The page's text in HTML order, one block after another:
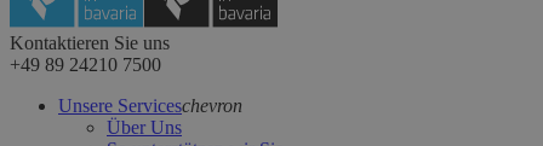
Kontaktieren Sie uns
+49 89 24210 7500
Unsere Serviceschevron
Über Uns